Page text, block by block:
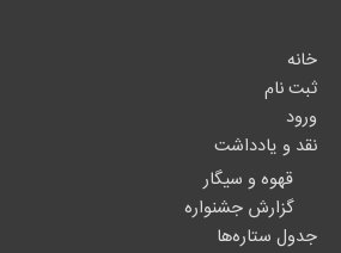
خانه
ثبت نام
ورود
نقد و یادداشت
قهوه و سیگار
گزارش جشنواره
جدول ستاره‌ها